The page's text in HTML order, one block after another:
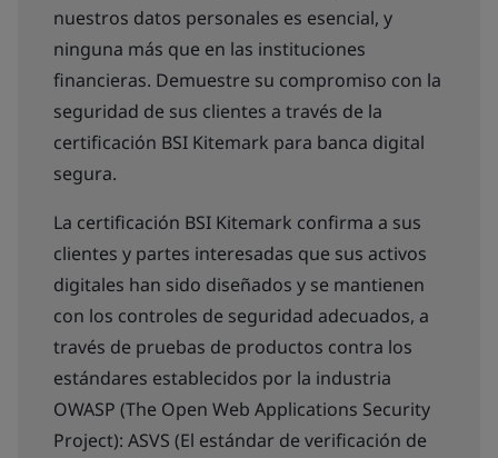
nuestros datos personales es esencial, y
ninguna más que en las instituciones
financieras. Demuestre su compromiso con la
seguridad de sus clientes a través de la
certificación BSI Kitemark para banca digital
segura.
La certificación BSI Kitemark confirma a sus
clientes y partes interesadas que sus activos
digitales han sido diseñados y se mantienen
con los controles de seguridad adecuados, a
través de pruebas de productos contra los
estándares establecidos por la industria
OWASP (The Open Web Applications Security
Project): ASVS (El estándar de verificación de